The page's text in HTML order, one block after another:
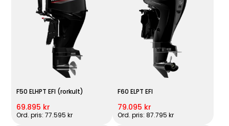
F50 ELHPT EFI (rorkult)
69.895 kr
Ord. pris: 77.595 kr
F60 ELPT EFI
79.095 kr
Ord. pris: 87.795 kr